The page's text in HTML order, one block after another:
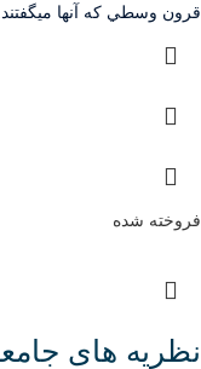
قرون وسطي كه آنها
فروخته شده
نظریه های